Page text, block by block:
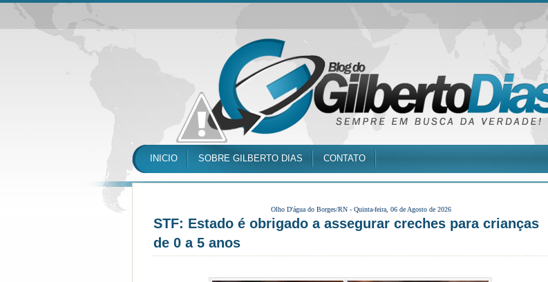
INICIO SOBRE GILBERTO DIAS CONTATO
Olho D'água do Borges/RN - Quinta-feira, 06 de Agosto de 2026
STF: Estado é obrigado a assegurar creches para crianças
de 0 a 5 anos